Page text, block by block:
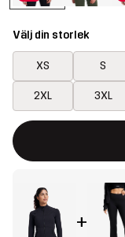
Välj din storlek
XS S
2XL 3XL
Denna knapp
{{size}} inte tillgänglig
+